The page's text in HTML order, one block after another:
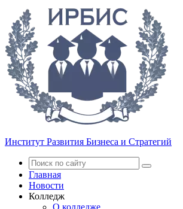
Институт Развития Бизнеса и Стратегий
Главная
Новости
Колледж
О колледже